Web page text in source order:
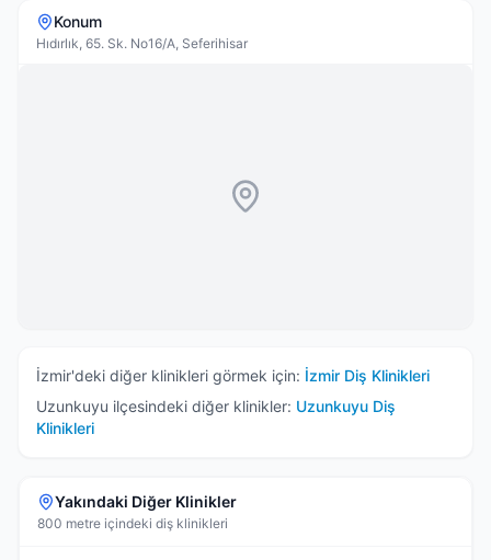
Konum
Hıdırlık, 65. Sk. No16/A, Seferihisar
İzmir'deki diğer klinikleri görmek için: İzmir Diş Klinikleri
Uzunkuyu ilçesindeki diğer klinikler: Uzunkuyu Diş
Klinikleri
Yakındaki Diğer Klinikler
800 metre içindeki diş klinikleri